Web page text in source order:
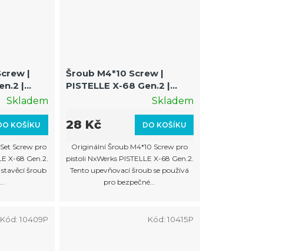
|
|
Skladem
KOŠÍKU
Screw pro
X-68 Gen.2.
šroub
Šroub M4*10 Screw |
PISTELLE X-68 Gen.2 |
Upevňovací šroub krytu /
Skladem
DO KOŠÍKU
28 Kč
Originální Šroub M4*10 Screw pro
pistoli NxWerks PISTELLE X-68 Gen.2.
Tento upevňovací šroub se používá
pro bezpečné...
Kód: 10409P Kód:10415P